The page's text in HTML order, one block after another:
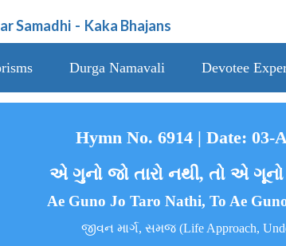
Samadhi - Kaka Bhajans
Durga Namavali Devotee
Hymn No. 6914 | Date: 03-
એ ગુનો જો તારો નથી, તો એ
Ae Guno Jo Taro Nathi, To Ae
જીવન માર્ગ, સમજ (Life Approach,